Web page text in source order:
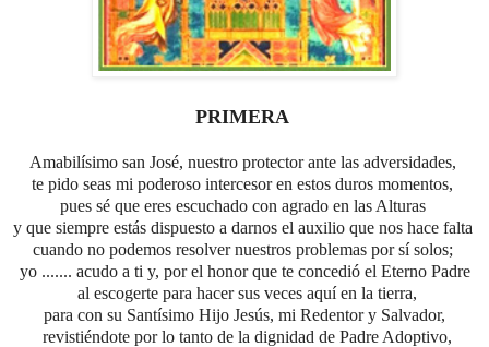
PRIMERA
Amabilísimo san José, nuestro protector ante las adversidades,
te pido seas mi poderoso intercesor en estos duros momentos,
pues sé que eres escuchado con agrado en las Alturas
y que siempre estás dispuesto a darnos el auxilio que nos hace falta
cuando no podemos resolver nuestros problemas por sí solos;
yo ....... acudo a ti y, por el honor que te concedió el Eterno Padre
al escogerte para hacer sus veces aquí en la tierra,
para con su Santísimo Hijo Jesús, mi Redentor y Salvador,
revistiéndote por lo tantode la dignidad de Padre Adoptivo,